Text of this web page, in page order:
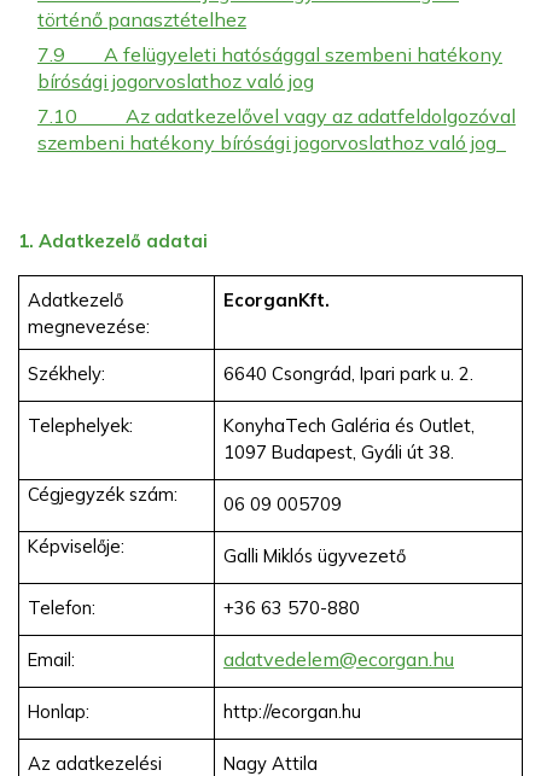
történő panasztételhez
7.9
A felügyeleti hatósággal szembeni hatékony
bírósági jogorvoslathoz való jog
7.10
Az adatkezelővel vagy az adatfeldolgozóval
szembeni hatékony bírósági jogorvoslathoz való jog
1. Adatkezelő adatai
Adatkezelő
megnevezése:
EcorganKft.
Székhely: 6640 Csongrád, Ipari park u. 2.
Telephelyek:
KonyhaTech Galéria és Outlet,
1097 Budapest, Gyáli út 38.
Cégjegyzék szám:
06 09 005709
Képviselője:
Galli Miklós ügyvezető
Telefon: +36 63 570-880
Email: adatvedelem@ecorgan.hu
Honlap: http://ecorgan.hu
Az adatkezelési
Nagy Attila